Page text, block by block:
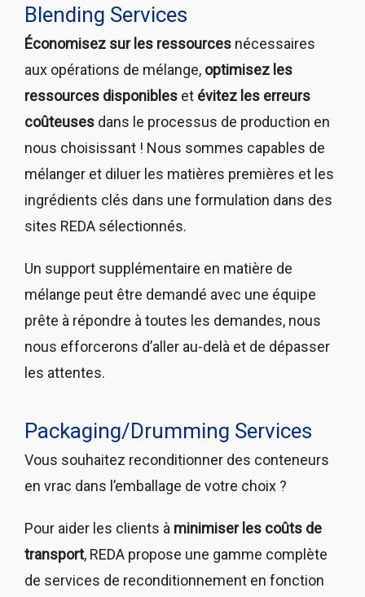
Blending Services
Économisez sur les ressources nécessaires
aux opérations de mélange, optimisez les
ressources disponibles et évitez les erreurs
coûteuses dans le processus de production en
nous choisissant ! Nous sommes capables de
mélanger et diluer les matières premières et les
ingrédients clés dans une formulation dans des
sites REDA sélectionnés.
Un support supplémentaire en matière de
mélange peut être demandé avec une équipe
prête à répondre à toutes les demandes, nous
nous efforcerons d’aller au-delà et de dépasser
les attentes.
Packaging/Drumming Services
Vous souhaitez reconditionner des conteneurs
en vrac dans l’emballage de votre choix ?
Pour aider les clients à minimiser les coûts de
transport, REDA propose une gamme complète
de services de reconditionnement en fonction